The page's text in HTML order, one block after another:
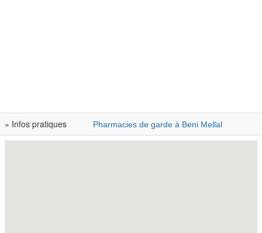
» Infos pratiques Pharmacies de garde à Beni Mellal